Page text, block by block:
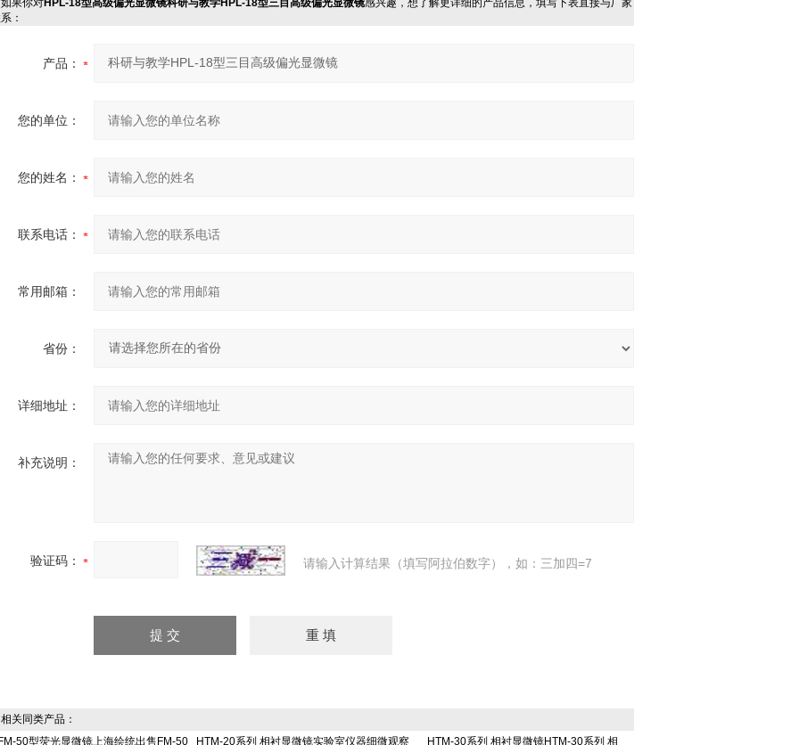
果你对HPL-18型高级偏光显微镜科研与教学HPL-18型三目高级偏光显微镜感兴趣，想了解更详细的产品信息，填写下表直接与厂家
：
产品：
您的单位：
您的姓名：
联系电话：
常用邮箱：
省份：
详细地址：
补充说明：
验证码： 请输入计算结果（填写阿拉伯数字），如：三加四=7
关同类产品：
FM-50型荧光显微镜上海绘统出售FM-50
HTM-20系列 相衬显微镜实验室仪器细微观察 HTM-30系列 相衬显微镜HTM-30系列 相